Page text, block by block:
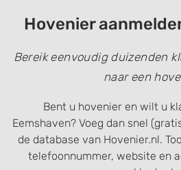
Hovenier
Bereik eenvoudig duizenden
naar een
Bent u hovenier en wilt u
Eemshaven? Voeg dan snel
de database van Hovenier.nl.
telefoonnummer, website en